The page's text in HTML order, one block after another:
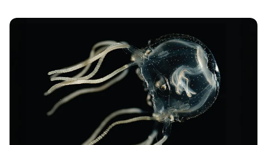
климата, ростом интенсивности лесных пожаров и
гибелью лиственничных лесов в Сибири. Об этом
сообщили в ФИЦ «Красноярский научный центр
Сибирского отделения Российской Академии наук».